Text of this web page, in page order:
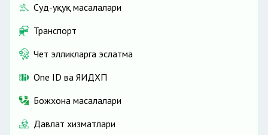
Суд-ҳуқуқ масалалари
Транспорт
Чет элликларга эслатма
One ID ва ЯИДХП
Божхона масалалари
Давлат хизматлари